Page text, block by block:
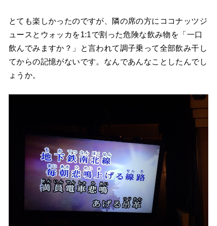
とても楽しかったのですが、隣の席の方にココナッツジ
ュースとウォッカを1:1で割った危険な飲み物を「一口
飲んでみますか？」と言われて調子乗って全部飲み干し
てからの記憶がないです。なんであんなことしたんでし
ょうか。